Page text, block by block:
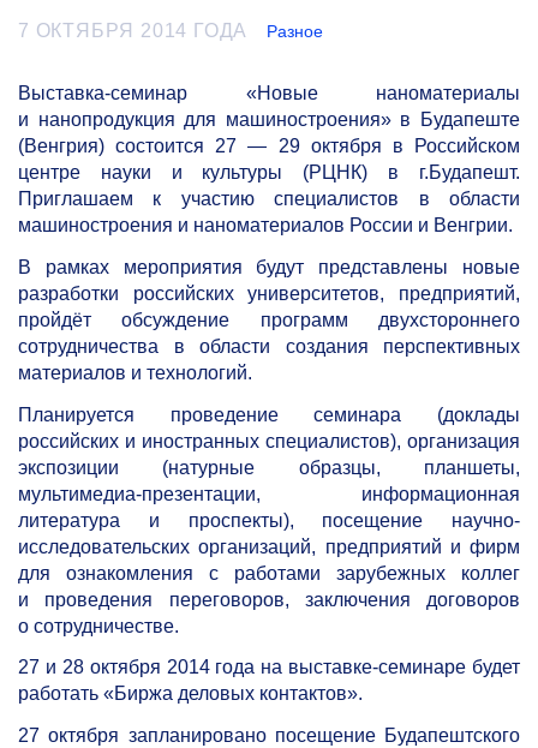
7 ОКТЯБРЯ 2014 ГОДА Разное
Выставка-семинар «Новые наноматериалы
и нанопродукция для машиностроения» в Будапеште
(Венгрия) состоится 27 — 29 октября в Российском
центре науки и культуры (РЦНК) в г.Будапешт.
Приглашаем к участию специалистов в области
машиностроения и наноматериалов России и Венгрии.
В рамках мероприятия будут представлены новые
разработки российских университетов, предприятий,
пройдёт обсуждение программ двухстороннего
сотрудничества в области создания перспективных
материалов и технологий.
Планируется проведение семинара (доклады
российских и иностранных специалистов), организация
экспозиции (натурные образцы, планшеты,
мультимедиа-презентации, информационная
литература и проспекты), посещение научно-
исследовательских организаций, предприятий и фирм
для ознакомления с работами зарубежных коллег
и проведения переговоров, заключения договоров
о сотрудничестве.
27 и 28 октября 2014 года на выставке-семинаре будет
работать «Биржа деловых контактов».
27 октября запланировано посещение Будапештского